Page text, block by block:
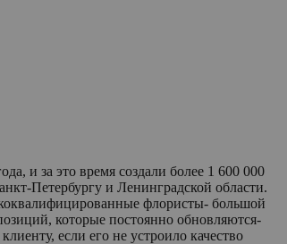
и за это время создали более 1 600 000
Петербургу и Ленинградской области.
флористы- большой
которые постоянно обновляются-
если его не устроило качество